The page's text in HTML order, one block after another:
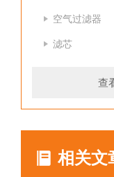
空气过滤器
滤芯
查
相关文